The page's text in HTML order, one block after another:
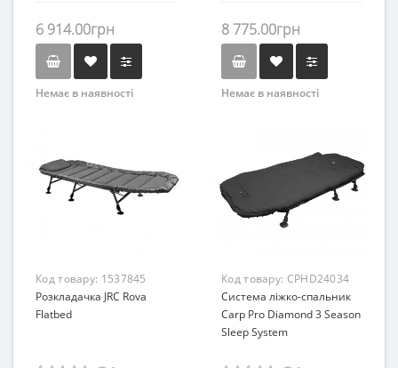
6 914.00грн
Немає в наявності
8 775.00грн
Немає в наявності
Код товару: 1537845
Розкладачка JRC Rova
Flatbed
Код товару: CPHD24034
Система ліжко-спальник
Carp Pro Diamond 3 Season
Sleep System